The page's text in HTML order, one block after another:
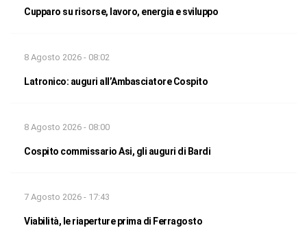
Cupparo su risorse, lavoro, energia e sviluppo
8 Agosto 2026 - 08:02
Latronico: auguri all’Ambasciatore Cospito
8 Agosto 2026 - 08:00
Cospito commissario Asi, gli auguri di Bardi
7 Agosto 2026 - 17:43
Viabilità, le riaperture prima di Ferragosto